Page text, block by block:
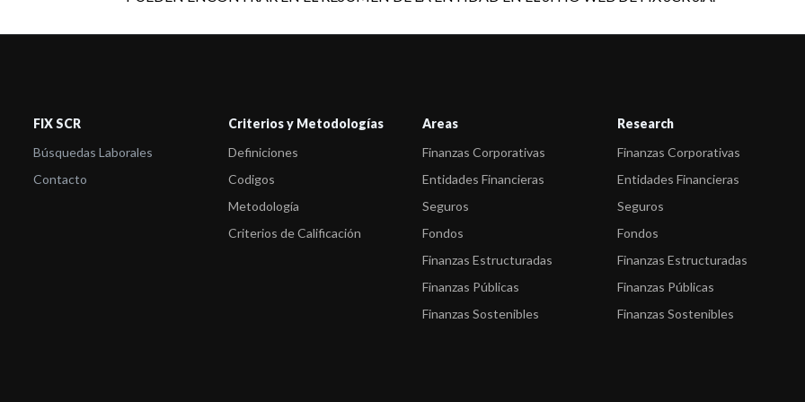
FIX SCR
Búsquedas Laborales
Contacto
Criterios y Metodologías
Definiciones
Codigos
Metodología
Criterios de Calificación
Areas
Finanzas Corporativas
Entidades Financieras
Seguros
Fondos
Finanzas Estructuradas
Finanzas Públicas
Finanzas Sostenibles
Research
Finanzas Corporativas
Entidades Financieras
Seguros
Fondos
Finanzas Estructuradas
Finanzas Públicas
Finanzas Sostenibles